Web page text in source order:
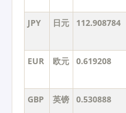
JPY 日元 112.908784
EUR 欧元 0.619208
GBP 英镑 0.530888